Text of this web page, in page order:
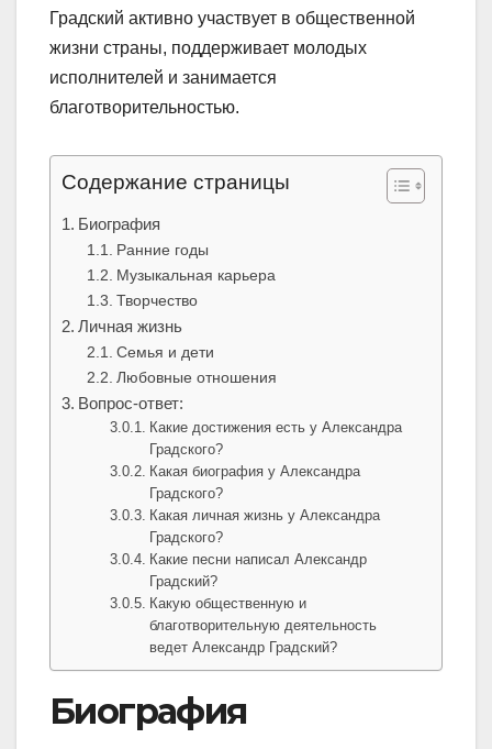
Градский активно участвует в общественной
жизни страны, поддерживает молодых
исполнителей и занимается
благотворительностью.
Содержание страницы
Биография
Ранние годы
Музыкальная карьера
Творчество
Личная жизнь
Семья и дети
Любовные отношения
Вопрос-ответ:
Какие достижения есть у Александра
Градского?
Какая биография у Александра
Градского?
Какая личная жизнь у Александра
Градского?
Какие песни написал Александр
Градский?
Какую общественную и
благотворительную деятельность
ведет Александр Градский?
Биография